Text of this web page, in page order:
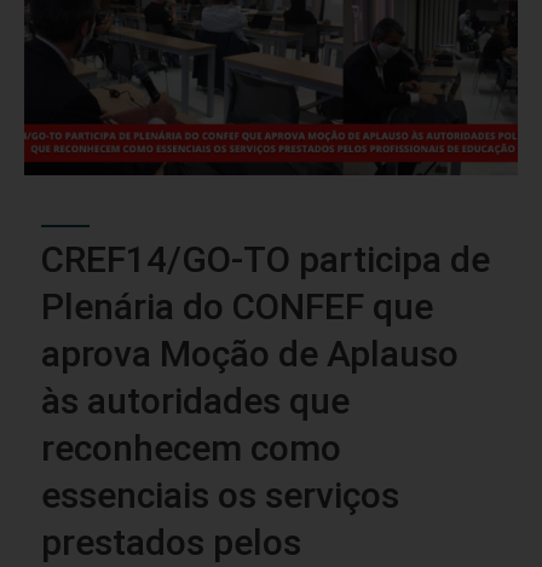
CREF14/GO-TO participa de
Plenária do CONFEF que
aprova Moção de Aplauso
às autoridades que
reconhecem como
essenciais os serviços
prestados pelos